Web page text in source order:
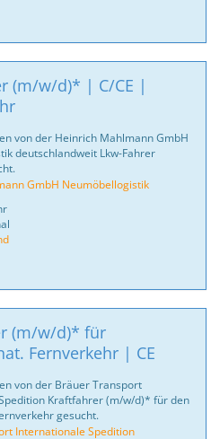
(m/w/d)* | C/CE |
von der Heinrich Mahlmann GmbH
deutschlandweit Lkw-Fahrer
GmbH Neumöbellogistik
(m/w/d)* für
Fernverkehr | CE
von der Bräuer Transport
Kraftfahrer (m/w/d)* für den
gesucht.
Internationale Spedition